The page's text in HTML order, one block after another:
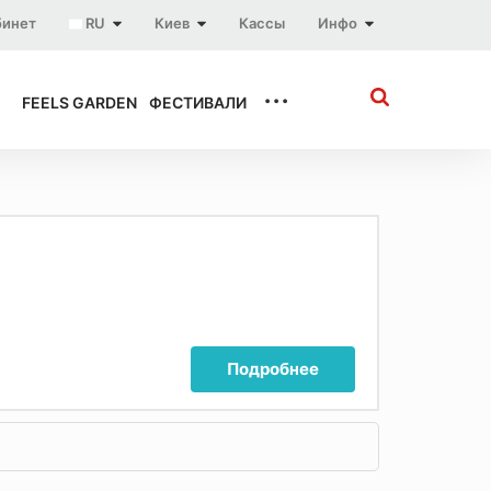
Инфо
Кассы
Киев
RU
FEELS GARDEN ФЕСТИВАЛИ ...
Подробнее